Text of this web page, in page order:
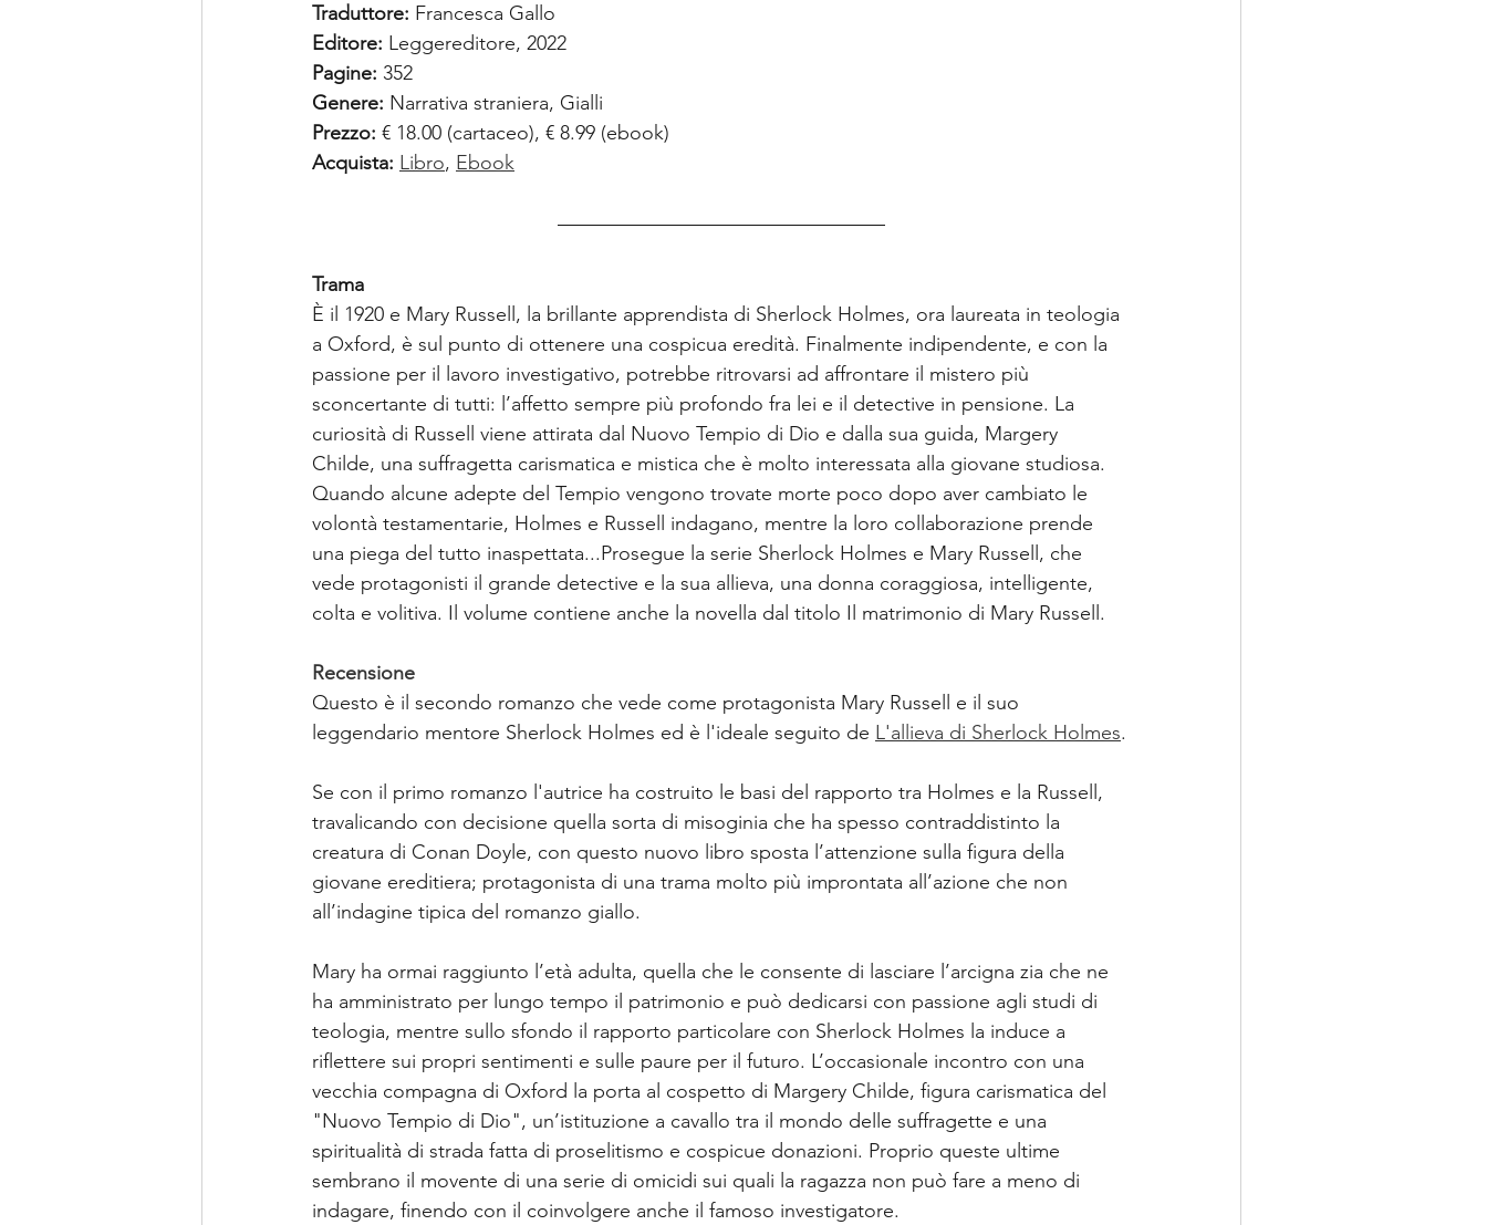
Traduttore: Francesca Gallo
Editore: Leggereditore, 2022
Pagine: 352
Genere: Narrativa straniera, Gialli
Prezzo: € 18.00 (cartaceo), € 8.99 (ebook)
Acquista: Libro, Ebook
Trama
È il 1920 e Mary Russell, la brillante apprendista di Sherlock Holmes, ora laureata in teologia
a Oxford, è sul punto di ottenere una cospicua eredità. Finalmente indipendente, e con la
passione per il lavoro investigativo, potrebbe ritrovarsi ad affrontare il mistero più
sconcertante di tutti: l’affetto sempre più profondo fra lei e il detective in pensione. La
curiosità di Russell viene attirata dal Nuovo Tempio di Dio e dalla sua guida, Margery
Childe, una suffragetta carismatica e mistica che è molto interessata alla giovane studiosa.
Quando alcune adepte del Tempio vengono trovate morte poco dopo aver cambiato le
volontà testamentarie, Holmes e Russell indagano, mentre la loro collaborazione prende
una piega del tutto inaspettata...Prosegue la serie Sherlock Holmes e Mary Russell, che
vede protagonisti il grande detective e la sua allieva, una donna coraggiosa, intelligente,
colta e volitiva. Il volume contiene anche la novella dal titolo Il matrimonio di Mary Russell.
Recensione
Questo è il secondo romanzo che vede come protagonista Mary Russell e il suo
leggendario mentore Sherlock Holmes ed è l'ideale seguito de L'allieva di Sherlock Holmes.
Se con il primo romanzo l'autrice ha costruito le basi del rapporto tra Holmes e la Russell,
travalicando con decisione quella sorta di misoginia che ha spesso contraddistinto la
creatura di Conan Doyle, con questo nuovo libro sposta l’attenzione sulla figura della
giovane ereditiera; protagonista di una trama molto più improntata all’azione che non
all’indagine tipica del romanzo giallo.
Mary ha ormai raggiunto l’età adulta, quella che le consente di lasciare l’arcigna zia che ne
ha amministrato per lungo tempo il patrimonio e può dedicarsi con passione agli studi di
teologia, mentre sullo sfondo il rapporto particolare con Sherlock Holmes la induce a
riflettere sui propri sentimenti e sulle paure per il futuro. L’occasionale incontro con una
vecchia compagna di Oxford la porta al cospetto di Margery Childe, figura carismatica del
"Nuovo Tempio di Dio", un’istituzione a cavallo tra il mondo delle suffragette e una
spiritualità di strada fatta di proselitismo e cospicue donazioni. Proprio queste ultime
sembrano il movente di una serie di omicidi sui quali la ragazza non può fare a meno di
indagare, finendo con il coinvolgere anche il famoso investigatore.